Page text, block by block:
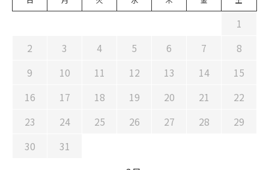
1
2
3 4 5 6 7
8
9
10 11 12 13 14
15
16
17 18 19 20 21
22
23
24 25 26 27 28
29
30
31